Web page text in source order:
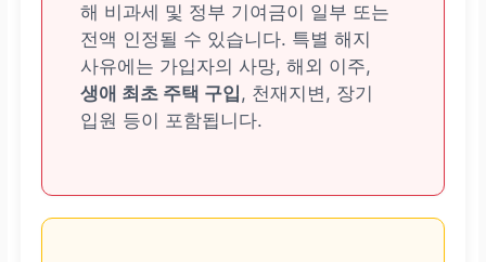
해 비과세 및 정부 기여금이 일부 또는
전액 인정될 수 있습니다. 특별 해지
사유에는 가입자의 사망, 해외 이주,
생애 최초 주택 구입, 천재지변, 장기
입원 등이 포함됩니다.